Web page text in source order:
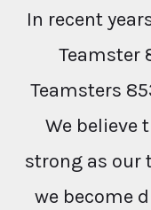
In recent
Teamster
Teamsters
We believe
strong as our
we become